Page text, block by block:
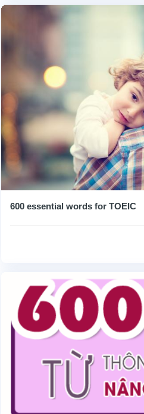
600 essential words for TOEIC